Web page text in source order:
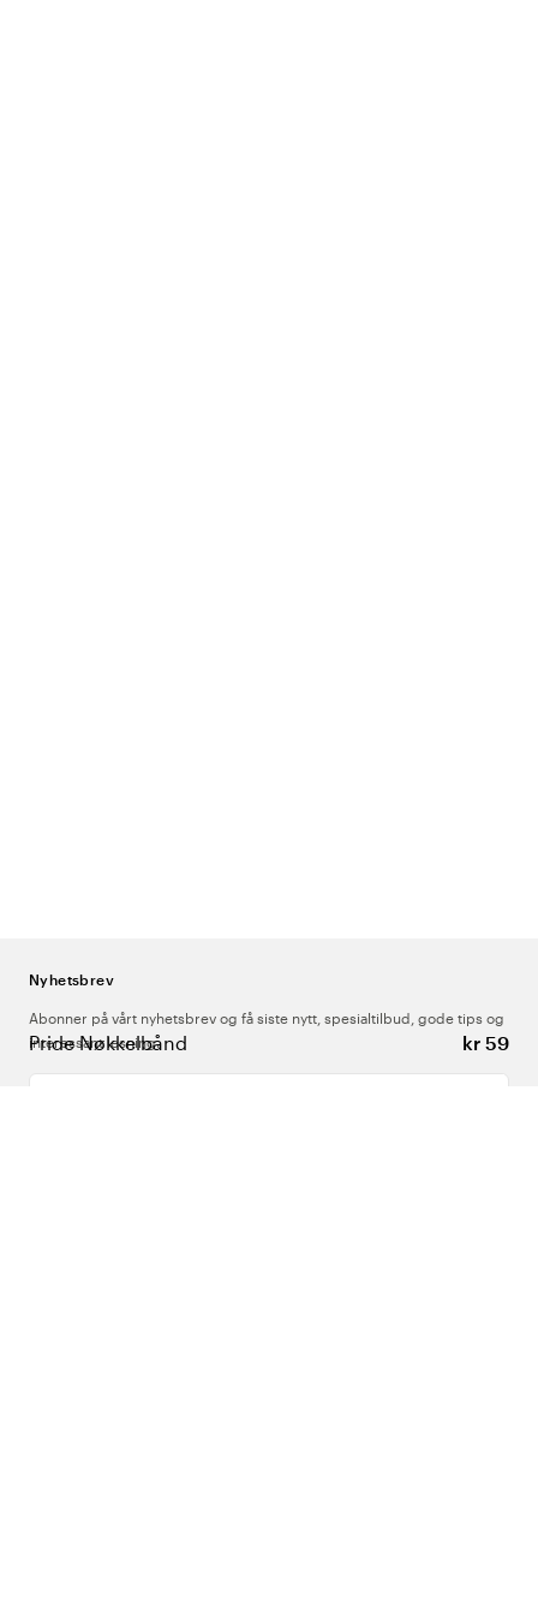
Pride Nøkkelbånd kr 59
Nyhetsbrev
Abonner på vårt nyhetsbrev og få siste nytt, spesialtilbud, gode tips og
interessant lesning.
Skriv inn din e-postadresse